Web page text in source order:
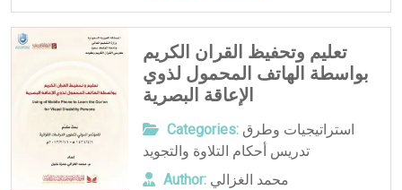
تعليم وتحفيظ القران الكريم
بواسطة الهاتف المحمول لذوي
الإعاقة البصرية
Categories: استراتيجيات وطرق
تدريس أحكام التلاوة والتجويد
Author: محمد الغزالي